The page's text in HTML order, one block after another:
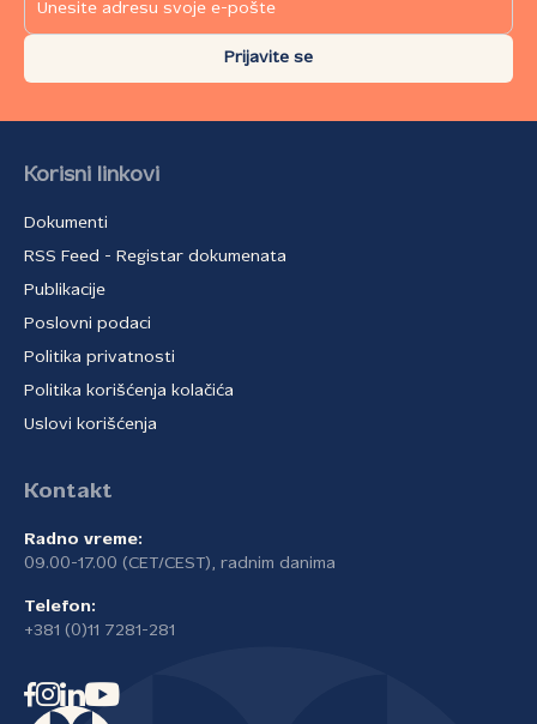
Prijavite se
Korisni linkovi
Dokumenti
RSS Feed - Registar dokumenata
Publikacije
Poslovni podaci
Politika privatnosti
Politika korišćenja kolačića
Uslovi korišćenja
Kontakt
Radno vreme:
09.00-17.00 (CET/CEST), radnim danima
Telefon:
+381 (0)11 7281-281